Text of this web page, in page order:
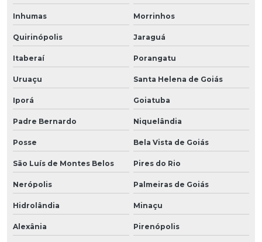
Inhumas Morrinhos
Quirinópolis Jaraguá
Itaberaí Porangatu
Uruaçu Santa Helena de Goiás
Iporá Goiatuba
Padre Bernardo Niquelândia
Posse Bela Vista de Goiás
São Luís de Montes Belos Pires do Rio
Nerópolis Palmeiras de Goiás
Hidrolândia Minaçu
Alexânia Pirenópolis